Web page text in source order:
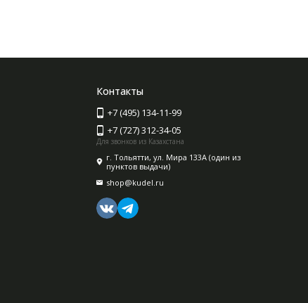
Контакты
+7 (495) 134-11-99
+7 (727) 312-34-05
Для звонков из Казахстана
г. Тольятти, ул. Мира 133А (один из
пунктов выдачи)
shop@kudel.ru